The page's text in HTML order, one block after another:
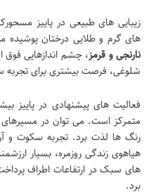
زیبایی های طبیعی در پاییز
های گرم و طلایی درختان
نارنجی و قرمز، چشم اندازهایی
شلوغی، فرصت بیشتری برای تجربه
فعالیت های پیشنهادی در پاییز
متمرکز است. می توان در مسیرهای
رنگ ها لذت برد. تجربه سکوت و
هیاهوی زندگی روزمره، بسیار
های سبک در ارتفاعات اطراف
برد.